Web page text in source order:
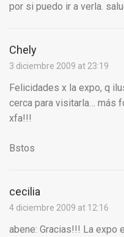
por si puedo ir a verla.
Chely
3 diciembre 2009 at 23:19
Felicidades x la expo, q
cerca para visitarla… más
xfa!!!
Bstos
cecilia
4 diciembre 2009 at 12:16
abene: Gracias!!! La expo